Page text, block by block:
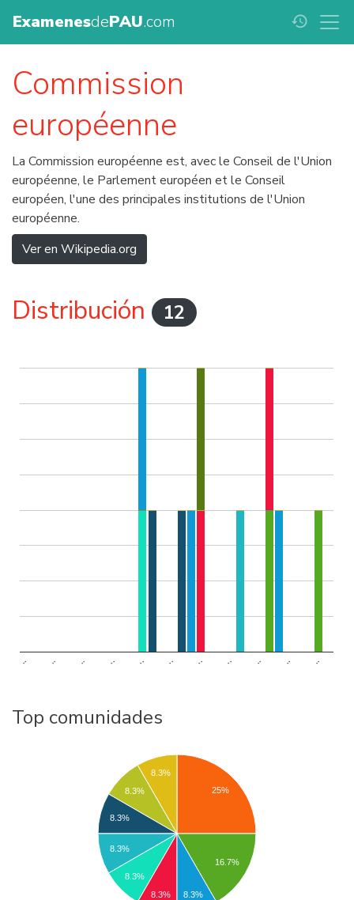
ExamenesdePAU.com history
Commission
européenne
La Commission européenne est, avec le Conseil de l'Union
européenne, le Parlement européen et le Conseil
européen, l'une des principales institutions de l'Union
européenne.
Ver en Wikipedia.org
Distribución 12
.. .. .. .. .. .. .. .. .. .. ..
Top comunidades
25%
16.7%
8.3%
8.3%
8.3%
8.3%
8.3%
8.3%
8.3%